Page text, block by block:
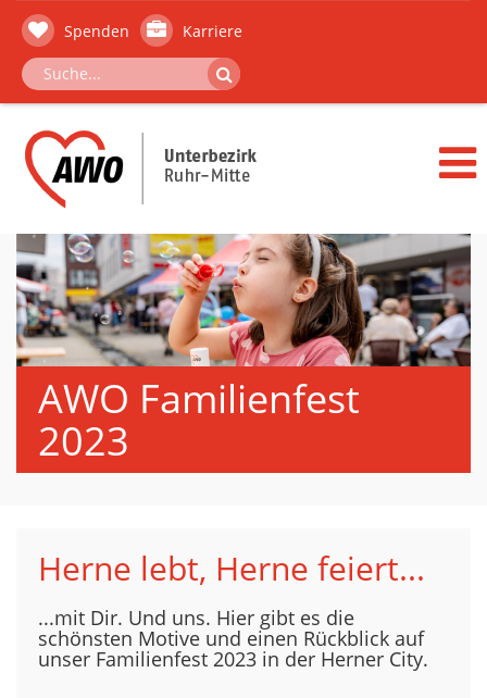
Spenden Karriere
AWO Familienfest
2023
Herne lebt, Herne feiert...
...mit Dir. Und uns. Hier gibt es die
schönsten Motive und einen Rückblick auf
unser Familienfest 2023 in der Herner City.